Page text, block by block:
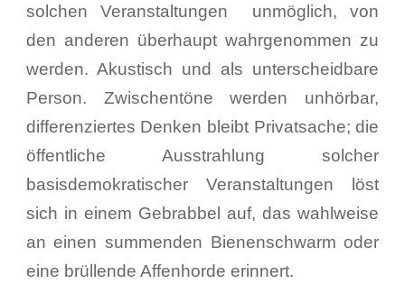
solchen Veranstaltungen unmöglich, von
den anderen überhaupt wahrgenommen zu
werden. Akustisch und als unterscheidbare
Person. Zwischentöne werden unhörbar,
differenziertes Denken bleibt Privatsache; die
öffentliche Ausstrahlung solcher
basisdemokratischer Veranstaltungen löst
sich in einem Gebrabbel auf, das wahlweise
an einen summenden Bienenschwarm oder
eine brüllende Affenhorde erinnert.